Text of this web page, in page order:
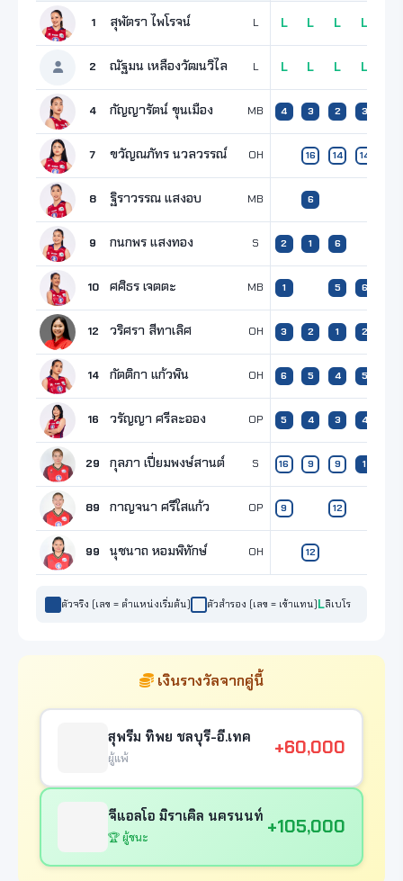
1 สุพัตรา ไพโรจน์ L L L L L
2 ณัฐมน เหลืองวัฒนวิไล L L L L L
4 กัญญารัตน์ ขุนเมือง MB 4 3 2 3
7 ขวัญณภัทร นวลวรรณ์ OH 16 14 14
8 ฐิราวรรณ แสงอบ MB 6
9 กนกพร แสงทอง S 2 1 6
10 ศศิธร เจตตะ MB 1 5 6
12 วริศรา สีทาเลิศ OH 3 2 1 2
14 กัตติกา แก้วพิน OH 6 5 4 5
16 วรัญญา ศรีละออง OP 5 4 3 4
29 กุลภา เปี่ยมพงษ์สานต์ S 16 9 9 1
89 กาญจนา ศรีใสแก้ว OP 9 12
99 นุชนาถ หอมพิทักษ์ OH 12
ตัวจริง (เลข = ตำแหน่งเริ่มต้น) ตัวสำรอง (เลข = เข้าแทน) ลิเบโร
เงินรางวัลจากคู่นี้
สุพรีม ทิพย ชลบุรี-อี.เทค
ผู้แพ้ +60,000
จีแอลโอ มิราเคิล นครนนท์
🏆 ผู้ชนะ +105,000